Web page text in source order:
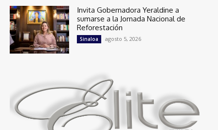
Invita Gobernadora Yeraldine a
sumarse a la Jornada Nacional de
Reforestación
Sinaloa agosto 5, 2026